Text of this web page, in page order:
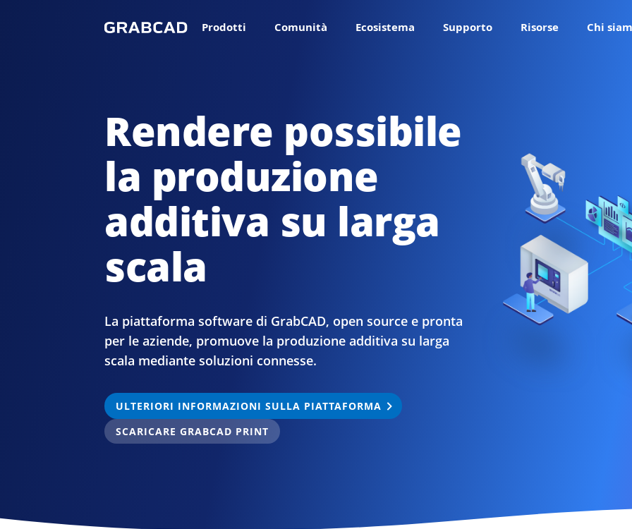
Prodotti Comunità Ecosistema Supporto Risorse Chi
Rendere possibile
la produzione
additiva su larga
scala
La piattaforma software di GrabCAD, open source e pronta
per le aziende, promuove la produzione additiva su larga
scala mediante soluzioni connesse.
ULTERIORI INFORMAZIONI SULLA PIATTAFORMA
SCARICARE GRABCAD PRINT